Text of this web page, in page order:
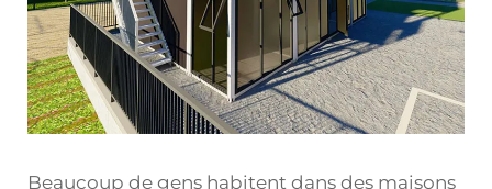
Beaucoup de gens habitent dans des maisons